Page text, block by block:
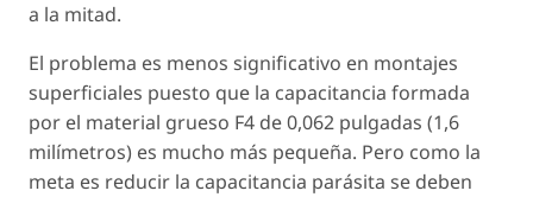
a la mitad.
El problema es menos significativo en montajes
superficiales puesto que la capacitancia formada
por el material grueso F4 de 0,062 pulgadas (1,6
milímetros) es mucho más pequeña. Pero como la
meta es reducir la capacitancia parásita se deben